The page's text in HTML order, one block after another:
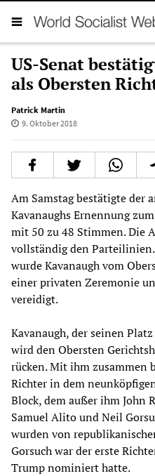
US-Senat
als Obersten
Patrick Martin
9. Oktober 2018
Am Samstag bestätigte der
Kavanaughs Ernennung
mit 50 zu 48 Stimmen. Die
vollständig den
wurde Kavanaugh vom
einer privaten Zeremonie
vereidigt.
Kavanaugh, der seinen
wird den Obersten
rücken. Mit ihm zusammen
Richter in dem
Block, dem außer ihm John
Samuel Alito und Neil
wurden von
Gorsuch war der erste
Trump nominiert hatte.